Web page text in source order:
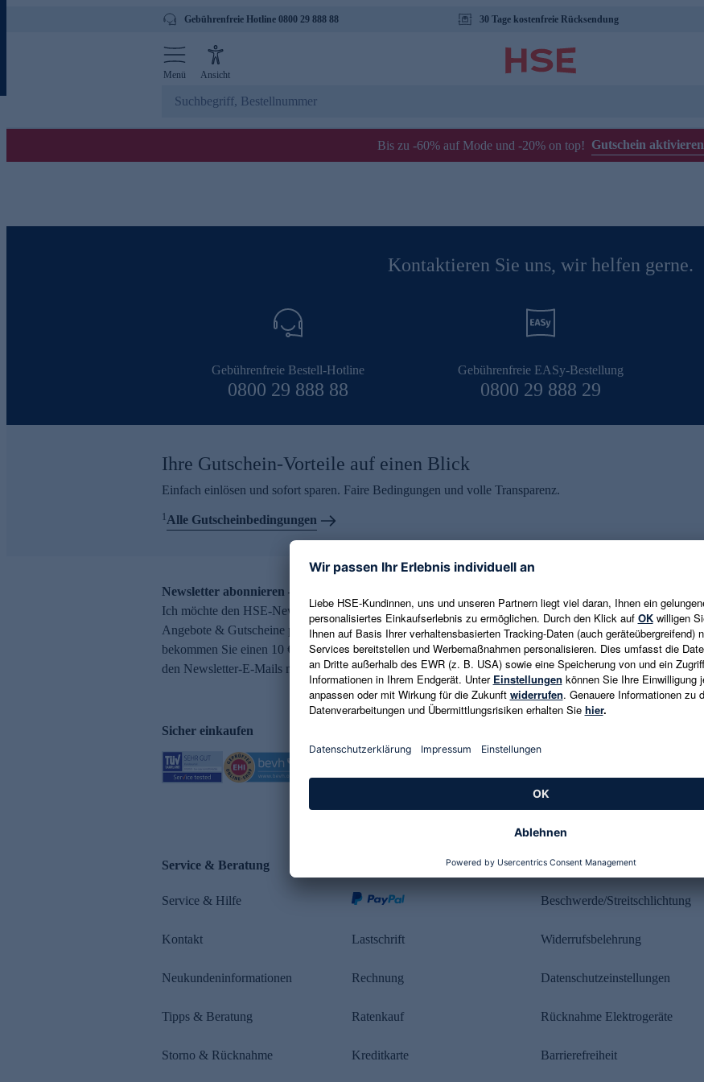
Gebührenfreie Hotline 0800 29 888 88 30 Tage kostenfreie Rücksendung
Menü Ansicht
Bis zu -60% auf Mode und -20% on top! Gutschein aktivieren
Kontaktieren Sie uns, wir helfen gerne.
Gebührenfreie Bestell-Hotline
0800 29 888 88
Gebührenfreie EASy-Bestellung
0800 29 888 29
Ihre Gutschein-Vorteile auf einen Blick
Einfach einlösen und sofort sparen. Faire Bedingungen und volle Transparenz.
1Alle Gutscheinbedingungen
Newsletter abonnieren – 10 € Gutschein erhalten
Ich möchte den HSE-Newsletter abonnieren und aktuelle Trends,
Angebote & Gutscheine per E-Mail erhalten. Als Dankeschön
bekommen Sie einen 10 € Gutschein. Eine Abmeldung ist jederzeit in
den Newsletter-E-Mails möglich.
E-Mail-Adresse eingeben
Es gelten die Datenschutzrichtlinien
Sicher einkaufen
Service & Beratung
Service & Hilfe
Kontakt
Neukundeninformationen
Tipps & Beratung
Storno & Rücknahme
Lastschrift
Rechnung
Ratenkauf
Kreditkarte
Rechtliches
Beschwerde/Streitschlichtung
Widerrufsbelehrung
Datenschutzeinstellungen
Rücknahme Elektrogeräte
Barrierefreiheit